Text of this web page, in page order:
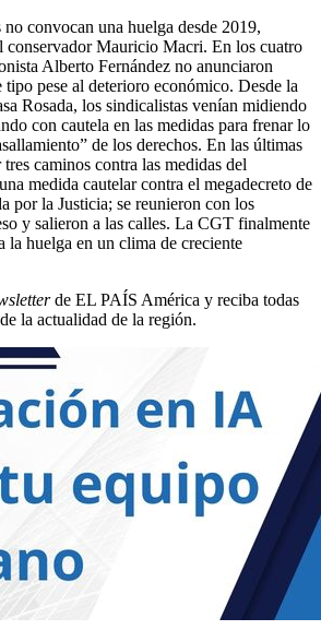
convocan una huelga desde 2019,
conservador Mauricio Macri. En los cuatro
Alberto Fernández no anunciaron
tipo pese al deterioro económico. Desde la
Rosada, los sindicalistas venían midiendo
con cautela en las medidas para frenar lo
de los derechos. En las últimas
caminos contra las medidas del
medida cautelar contra el megadecreto de
por la Justicia; se reunieron con los
y salieron a las calles. La CGT finalmente
la huelga en un clima de creciente
de EL PAÍS América y reciba todas
la actualidad de la región.